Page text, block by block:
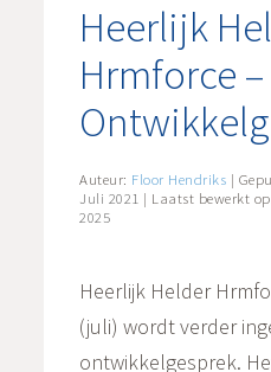
Heerlijk
Hrmforce –
Auteur: Floor Hendriks |
Juli 2021 | Laatst bewerkt
2025
Heerlijk Helder
(juli) wordt verder
ontwikkelgesprek.